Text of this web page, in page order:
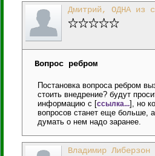
Дмитрий, ОДНА из
Вопрос ребром
Постановка вопроса ребром
стоить внедрение? будут
информацию с [ссылка...], но
вопросов станет еще больше,
думать о нем надо заранее.
Владимир Либерзон